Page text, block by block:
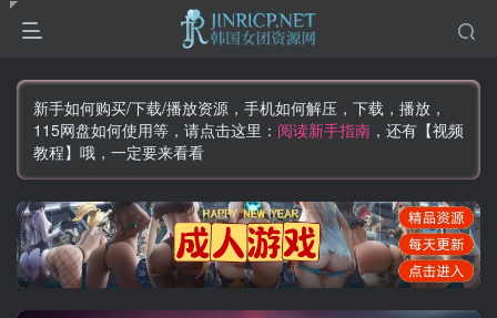
新手如何购买/下载/播放资源，手机如何解压，下载，播放，
115网盘如何使用等，请点击这里： 阅读新手指南 ，还有【视频
教程】哦，一定要来看看